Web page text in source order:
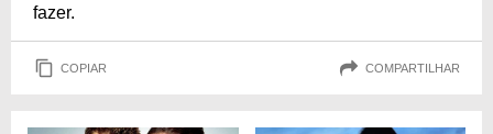
fazer.
COPIAR COMPARTILHAR